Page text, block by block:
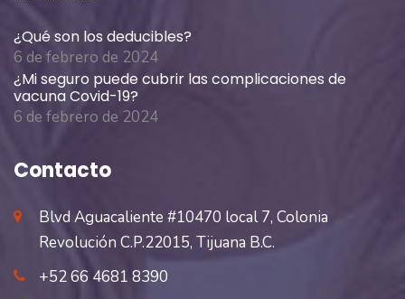
¿Qué son los deducibles?
6 de febrero de 2024
¿Mi seguro puede cubrir las complicaciones de
vacuna Covid-19?
6 de febrero de 2024
Contacto
Blvd Aguacaliente #10470 local 7, Colonia
Revolución C.P.22015, Tijuana B.C.
+52 66 4681 8390